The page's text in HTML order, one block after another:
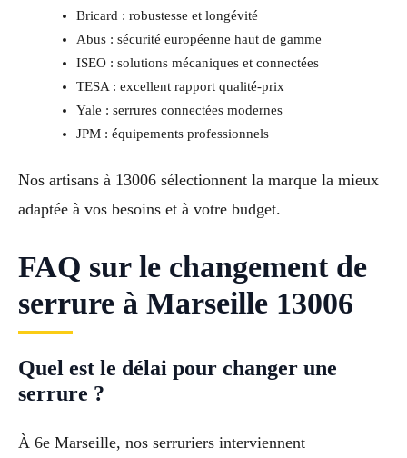
Bricard : robustesse et longévité
Abus : sécurité européenne haut de gamme
ISEO : solutions mécaniques et connectées
TESA : excellent rapport qualité-prix
Yale : serrures connectées modernes
JPM : équipements professionnels
Nos artisans à 13006 sélectionnent la marque la mieux
adaptée à vos besoins et à votre budget.
FAQ sur le changement de
serrure à Marseille 13006
Quel est le délai pour changer une
serrure ?
À 6e Marseille, nos serruriers interviennent